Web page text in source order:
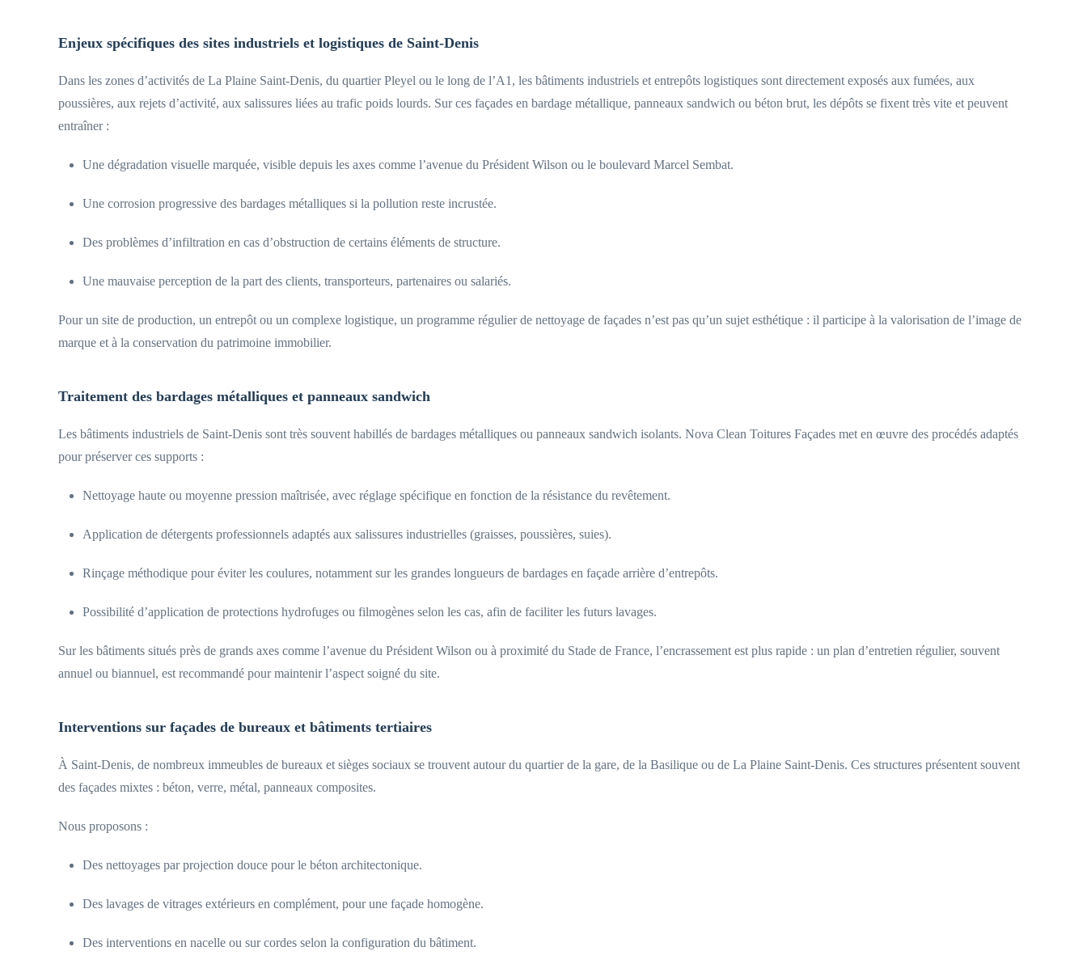
Enjeux spécifiques des sites industriels et logistiques de Saint-Denis
Dans les zones d’activités de La Plaine Saint-Denis, du quartier Pleyel ou le long de l’A1, les bâtiments industriels et entrepôts logistiques sont directement exposés aux fumées, aux
poussières, aux rejets d’activité, aux salissures liées au trafic poids lourds. Sur ces façades en bardage métallique, panneaux sandwich ou béton brut, les dépôts se fixent très vite et peuvent
entraîner :
Une dégradation visuelle marquée, visible depuis les axes comme l’avenue du Président Wilson ou le boulevard Marcel Sembat.
Une corrosion progressive des bardages métalliques si la pollution reste incrustée.
Des problèmes d’infiltration en cas d’obstruction de certains éléments de structure.
Une mauvaise perception de la part des clients, transporteurs, partenaires ou salariés.
Pour un site de production, un entrepôt ou un complexe logistique, un programme régulier de nettoyage de façades n’est pas qu’un sujet esthétique : il participe à la valorisation de l’image de
marque et à la conservation du patrimoine immobilier.
Traitement des bardages métalliques et panneaux sandwich
Les bâtiments industriels de Saint-Denis sont très souvent habillés de bardages métalliques ou panneaux sandwich isolants. Nova Clean Toitures Façades met en œuvre des procédés adaptés
pour préserver ces supports :
Nettoyage haute ou moyenne pression maîtrisée, avec réglage spécifique en fonction de la résistance du revêtement.
Application de détergents professionnels adaptés aux salissures industrielles (graisses, poussières, suies).
Rinçage méthodique pour éviter les coulures, notamment sur les grandes longueurs de bardages en façade arrière d’entrepôts.
Possibilité d’application de protections hydrofuges ou filmogènes selon les cas, afin de faciliter les futurs lavages.
Sur les bâtiments situés près de grands axes comme l’avenue du Président Wilson ou à proximité du Stade de France, l’encrassement est plus rapide : un plan d’entretien régulier, souvent
annuel ou biannuel, est recommandé pour maintenir l’aspect soigné du site.
Interventions sur façades de bureaux et bâtiments tertiaires
À Saint-Denis, de nombreux immeubles de bureaux et sièges sociaux se trouvent autour du quartier de la gare, de la Basilique ou de La Plaine Saint-Denis. Ces structures présentent souvent
des façades mixtes : béton, verre, métal, panneaux composites.
Nous proposons :
Des nettoyages par projection douce pour le béton architectonique.
Des lavages de vitrages extérieurs en complément, pour une façade homogène.
Des interventions en nacelle ou sur cordes selon la configuration du bâtiment.